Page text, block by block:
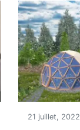
21 juillet, 2022